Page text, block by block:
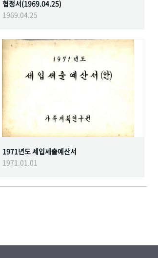
협정서(1969.04.25)
1969.04.25
1971년도 세입세출예산서
1971.01.01